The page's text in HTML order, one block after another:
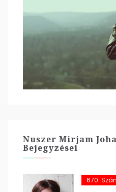
Nuszer Mirjam
Bejegyzései
670.